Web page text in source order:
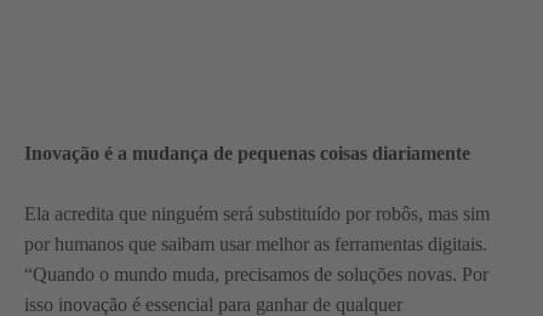
Inovação é a mudança de pequenas coisas diariamente
Ela acredita que ninguém será substituído por robôs, mas sim
por humanos que saibam usar melhor as ferramentas digitais.
“Quando o mundo muda, precisamos de soluções novas. Por
isso inovação é essencial para ganhar de qualquer